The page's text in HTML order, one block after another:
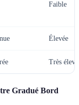
Faible
Élevée
Très
Gradué Bord